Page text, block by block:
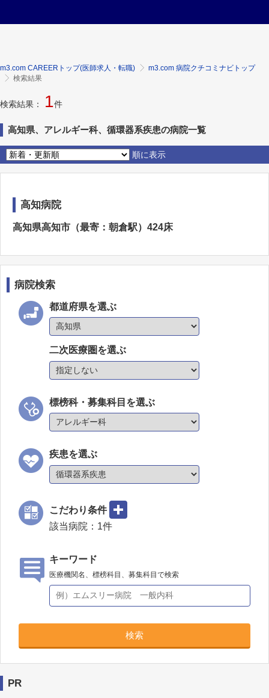
m3.com CAREERトップ(医師求人・転職)
m3.com 病院クチコミナビトップ
検索結果
検索結果： 1件
高知県、アレルギー科、循環器系疾患の病院一覧
順に表示
高知病院
高知県高知市（最寄：朝倉駅）424床
病院検索
都道府県を選ぶ
二次医療圏を選ぶ
標榜科・募集科目を選ぶ
疾患を選ぶ
こだわり条件
該当病院： 1件
キーワード
医療機関名、標榜科目、募集科目で検索
検索
PR